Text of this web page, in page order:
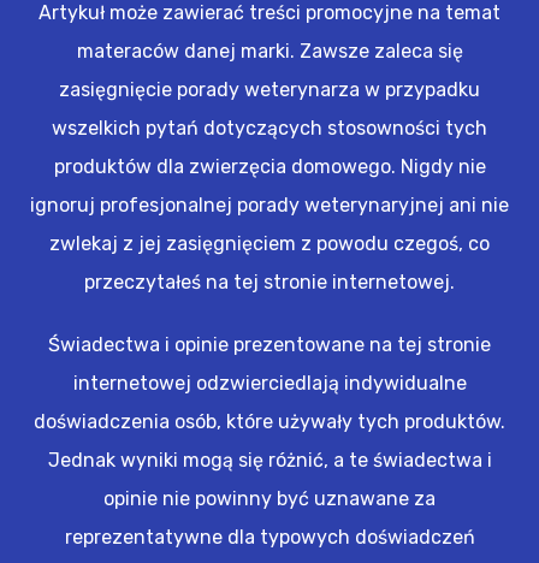
Artykuł może zawierać treści promocyjne na temat
materaców danej marki. Zawsze zaleca się
zasięgnięcie porady weterynarza w przypadku
wszelkich pytań dotyczących stosowności tych
produktów dla zwierzęcia domowego. Nigdy nie
ignoruj profesjonalnej porady weterynaryjnej ani nie
zwlekaj z jej zasięgnięciem z powodu czegoś, co
przeczytałeś na tej stronie internetowej.
Świadectwa i opinie prezentowane na tej stronie
internetowej odzwierciedlają indywidualne
doświadczenia osób, które używały tych produktów.
Jednak wyniki mogą się różnić, a te świadectwa i
opinie nie powinny być uznawane za
reprezentatywne dla typowych doświadczeń